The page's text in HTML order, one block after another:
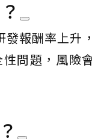
發報酬率上升
問題，風險